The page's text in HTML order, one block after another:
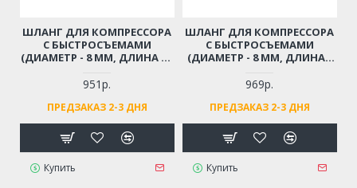
ШЛАНГ ДЛЯ КОМПРЕССОРА
С БЫСТРОСЪЕМАМИ
(ДИАМЕТР - 8 ММ, ДЛИНА - 9
951р.
ПРЕДЗАКАЗ 2-3 ДНЯ
Купить
ШЛАНГ ДЛЯ КОМПРЕССОРА
С БЫСТРОСЪЕМАМИ
(ДИАМЕТР - 8 ММ, ДЛИНА -
969р.
ПРЕДЗАКАЗ 2-3 ДНЯ
Купить